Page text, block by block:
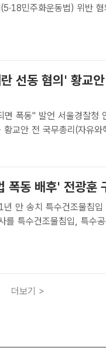
민주화운동법) 위반
영봉 기자[더팩트ㅣ진주
선동 혐의' 황교
청 안보수사대는 지난 17일 내란 선동
황교안 전 국무총리(자유
밝혔다. /장윤석 기자[더팩
폭동 배후' 전광훈
치 특수건조물침입 등 혐의 서울경찰청
를 특수건조물침입, 특수
다. /이새롬 기자[더팩트
더보기 >